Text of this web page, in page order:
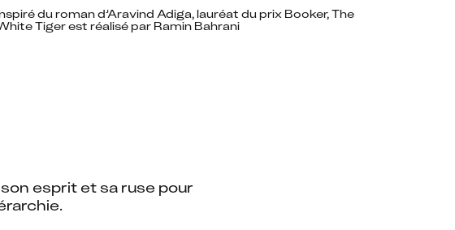
du roman d’Aravind Adiga, lauréat du prix Booker, The
Tiger est réalisé par Ramin Bahrani
esprit et sa ruse pour